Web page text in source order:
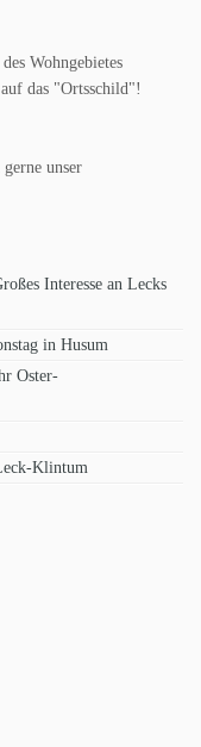
Wohngebietes
das "Ortsschild"!
unser
Interesse an Lecks
in Husum
Oster-
Klintum